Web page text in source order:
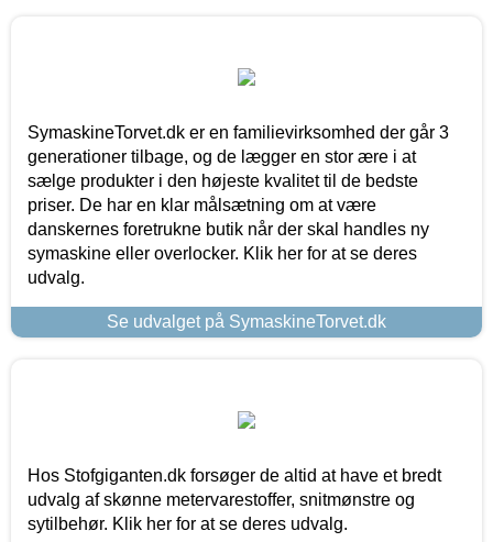
SymaskineTorvet.dk er en familievirksomhed der går 3
generationer tilbage, og de lægger en stor ære i at
sælge produkter i den højeste kvalitet til de bedste
priser. De har en klar målsætning om at være
danskernes foretrukne butik når der skal handles ny
symaskine eller overlocker. Klik her for at se deres
udvalg.
Se udvalget på SymaskineTorvet.dk
Hos Stofgiganten.dk forsøger de altid at have et bredt
udvalg af skønne metervarestoffer, snitmønstre og
sytilbehør. Klik her for at se deres udvalg.